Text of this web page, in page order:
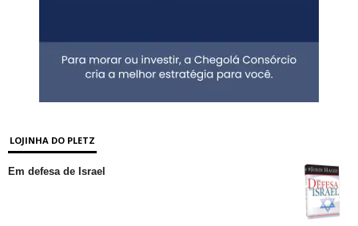
LOJINHA DO PLETZ
Em defesa de Israel